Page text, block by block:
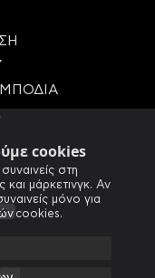
cookies
στη
και μάρκετινγκ. Αν
μόνο για
cookies.